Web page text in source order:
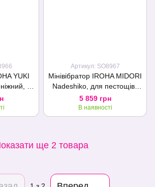
YUKI
5
Артикул: SO8967
Мінівібратор IROHA MIDORI
Nadeshiko, для пестощів і
масажу, 5 режимів,
перезаряджуваний
5 859 грн
В наявності
ще 2 товара